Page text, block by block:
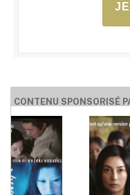
CONTENU SPONSORISÉ